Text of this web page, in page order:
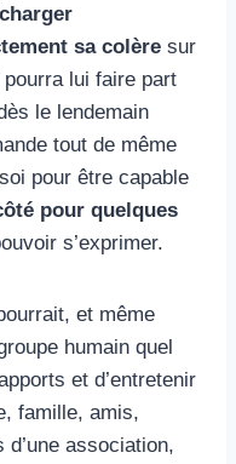
er
sa colère sur
pourra lui faire part
le lendemain
tout de même
pour être capable
pour quelques
s’exprimer.
et même
humain quel
et d’entretenir
famille, amis,
association,